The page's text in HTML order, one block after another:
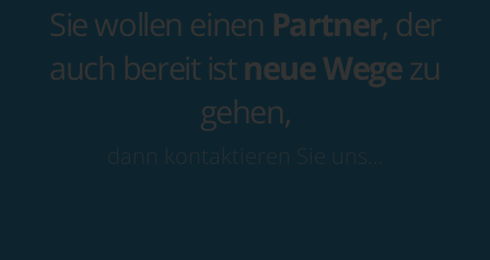
Sie wollen einen Partner, der
auch bereit ist neue Wegezu
gehen,
dann kontaktieren Sie uns…